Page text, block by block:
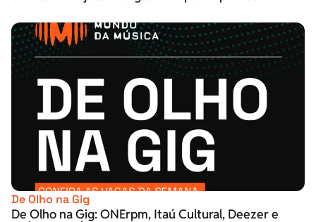
De Olho na Gig
De Olho na Gig: ONErpm, Itaú Cultural, Deezer e